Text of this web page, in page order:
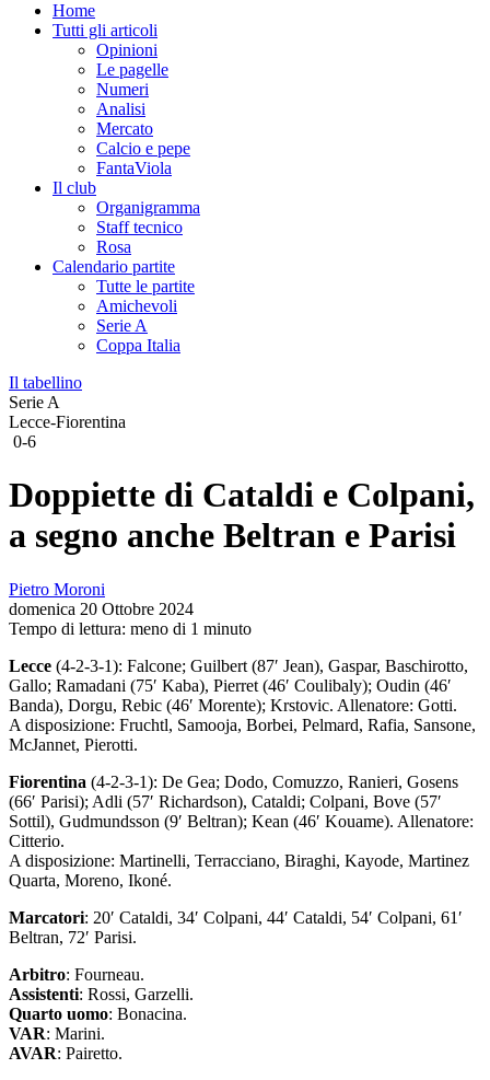
Home
Tutti gli articoli
Opinioni
Le pagelle
Numeri
Analisi
Mercato
Calcio e pepe
FantaViola
Il club
Organigramma
Staff tecnico
Rosa
Calendario partite
Tutte le partite
Amichevoli
Serie A
Coppa Italia
Il tabellino
Serie A
Lecce-Fiorentina
0-6
Doppiette di Cataldi e Colpani,
a segno anche Beltran e Parisi
Pietro Moroni
domenica 20 Ottobre 2024
Tempo di lettura: meno di 1 minuto
Lecce (4-2-3-1): Falcone; Guilbert (87′ Jean), Gaspar, Baschirotto,
Gallo; Ramadani (75′ Kaba), Pierret (46′ Coulibaly); Oudin (46′
Banda), Dorgu, Rebic (46′ Morente); Krstovic. Allenatore: Gotti.
A disposizione: Fruchtl, Samooja, Borbei, Pelmard, Rafia, Sansone,
McJannet, Pierotti.
Fiorentina (4-2-3-1): De Gea; Dodo, Comuzzo, Ranieri, Gosens
(66′ Parisi); Adli (57′ Richardson), Cataldi; Colpani, Bove (57′
Sottil), Gudmundsson (9′ Beltran); Kean (46′ Kouame). Allenatore:
Citterio.
A disposizione: Martinelli, Terracciano, Biraghi, Kayode, Martinez
Quarta, Moreno, Ikoné.
Marcatori: 20′ Cataldi, 34′ Colpani, 44′ Cataldi, 54′ Colpani, 61′
Beltran, 72′ Parisi.
Arbitro: Fourneau.
Assistenti: Rossi, Garzelli.
Quarto uomo: Bonacina.
VAR: Marini.
AVAR: Pairetto.